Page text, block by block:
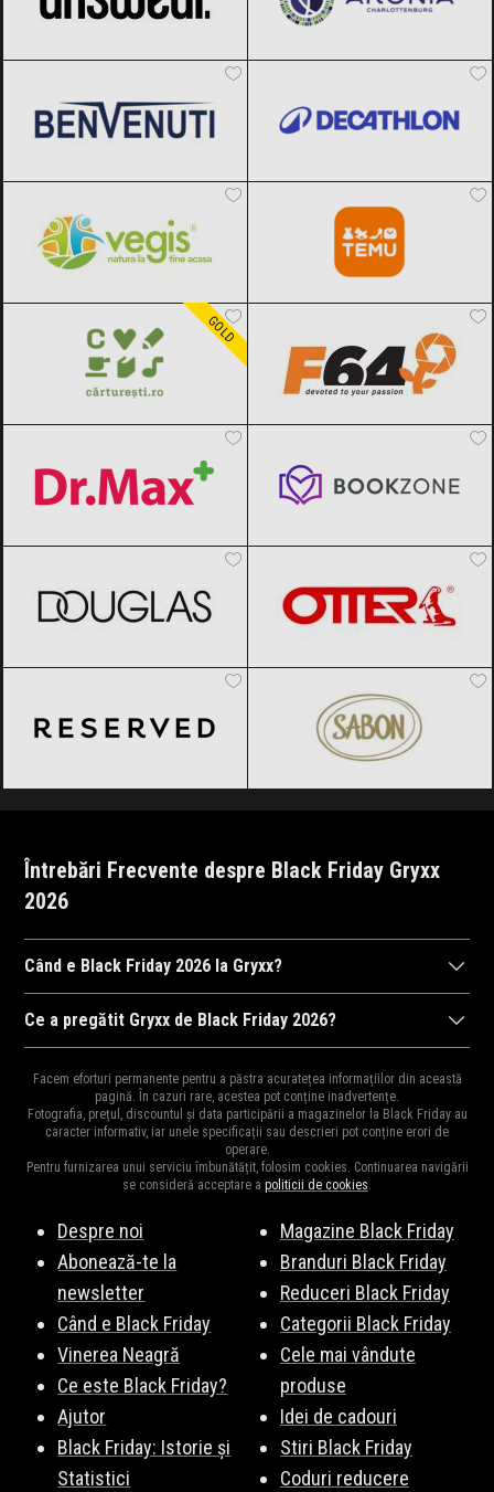
GOLD
Întrebări Frecvente despre Black Friday Gryxx
2026
Când e Black Friday 2026 la Gryxx?
Gryxx
va organiza Black Friday 2026, probabil în perioada 6
fază pentru a fi la curent cu noutățile!
Abonează-te la
newsletter!
Ce a pregătit Gryxx de Black Friday 2026?
din an la mii de produse.Vezi Aicio parte din produsele vedetă.
Fiți pe fază, vă vom ține la curent cu surprizele Gryxx de Black
Facem eforturi permanente pentru a păstra acuratețea informațiilor din această
pagină. În cazuri rare, acestea pot conține inadvertențe.
Fotografia, prețul, discountul și data participării a magazinelor la Black Friday au
caracter informativ, iar unele specificații sau descrieri pot conține erori de
operare.
Pentru furnizarea unui serviciu îmbunătățit, folosim cookies. Continuarea navigării
se consideră acceptare a politicii de cookies.
Despre noi
Abonează-te la
newsletter
Când e Black Friday
Vinerea Neagră
Ce este Black Friday?
Ajutor
Black Friday: Istorie și
Statistici
Magazine Black Friday
Branduri Black Friday
Reduceri Black Friday
Categorii Black Friday
Cele mai vândute
produse
Idei de cadouri
Stiri Black Friday
Coduri reducere